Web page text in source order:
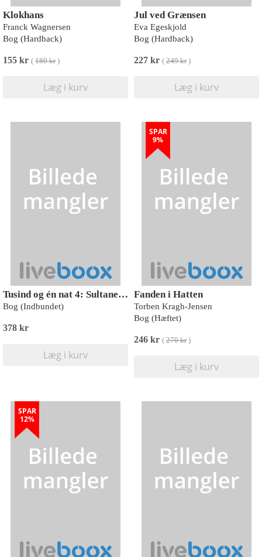
Klokhans
Franck Wagnersen
Bog (Hardback)
155 kr ( 180 kr)
Læg i kurv
Jul ved Grænsen
Eva Egeskjold
Bog (Hardback)
227 kr ( 249 kr)
Læg i kurv
Tusind og én nat 4: Sultanens tre sønner
Bog (Indbundet)
378 kr
Læg i kurv
SPAR
9%
Fanden i Hatten
Torben Kragh-Jensen
Bog (Hæftet)
246 kr ( 270 kr)
Læg i kurv
SPAR
12%